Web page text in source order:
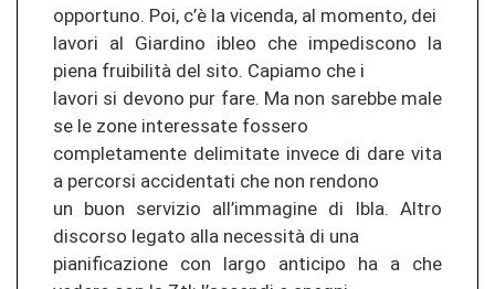
opportuno. Poi, c’è la vicenda, al momento, dei
lavori al Giardino ibleo che impediscono la
piena fruibilità del sito. Capiamo che i
lavori si devono pur fare. Ma non sarebbe male
se le zone interessate fossero
completamente delimitate invece di dare vita
a percorsi accidentati che non rendono
un buon servizio all’immagine di Ibla. Altro
discorso legato alla necessità di una
pianificazione con largo anticipo ha a che